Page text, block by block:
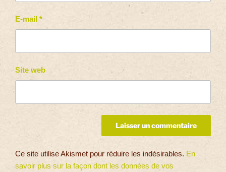
E-mail *
Site web
Ce site utilise Akismet pour réduire les indésirables. En
savoir plus sur la façon dont les données de vos